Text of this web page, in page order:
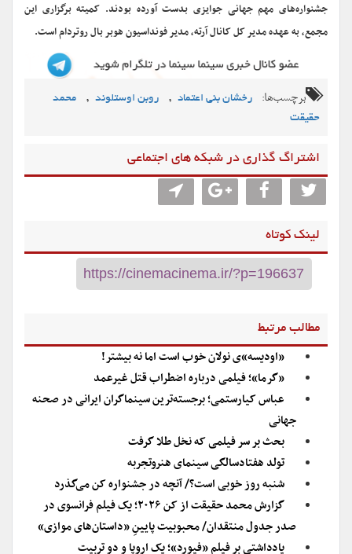
جشنواره‌های مهم جهانی جوایزی بدست آورده بودند. کمیته برگزاری این
مجمع، به عهده مدیر کل کانال آرته، مدیر فونداسیون هوبر بال روتردام است.
برچسب‌ها: رخشان بنی اعتماد , روبن اوستلوند ,
محمد
حقیقت
اشتراگ گذاری در شبکه های اجتماعی
لینک کوتاه
مطالب مرتبط
«اودیسه»ی نولان خوب است اما‌ نه بیشتر!
«گرما»؛ فیلمی درباره اضطراب قتل غیرعمد
عباس کیارستمی؛ برجسته‌ترین سینماگران ایرانی در صحنه
جهانی
بحث بر سر فیلمی که نخل طلا گرفت
تولد هفتادسالگی سینمای هنروتجربه
شنبه روز خوبی است؟/ آنچه در جشنواره کن می‌گذرد
گزارش محمد حقیقت از کن ۲۰۲۶؛ یک فیلم فرانسوی در
صدر جدول منتقدان/ محبوبیت پایینِ «داستان‌های موازی»
یادداشتی بر فیلم «فیورد»؛ یک اروپا و دو تربیت